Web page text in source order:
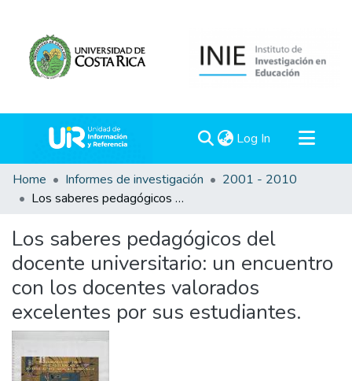
Log In (current)
Communities & Collections
All of DSpace
Statistics
Home Informes de investigación
2001 - 2010
Los saberes pedagógicos del docente universitario: un encuentro con los docentes valorados excelentes por sus estudiantes.
Los saberes pedagógicos del
docente universitario: un encuentro
con los docentes valorados
excelentes por sus estudiantes.